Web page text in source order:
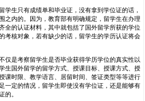
学生只有成绩单和毕业证，没有拿到学位证的话，
之内的。因为，教育部有明确规定，留学生在办理
全的认证材料，其中就包括了国外留学所获的学位
考核对象，若有缺少的话，留学生的学历认证将会
仅是考察留学生是否毕业获得学历学位的真实性以
生国外留学的留学方式、授课目标、授课方式、授
课时限、教学语言、居留时间、签证类型等等进行
一定的情况，留学生即使没有学位证，还是能够有
的。